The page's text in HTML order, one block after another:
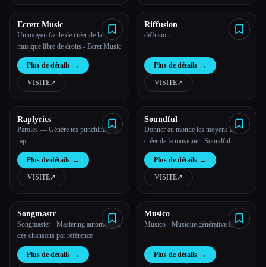
Ecrett Music
Un moyen facile de créer de la
musique libre de droits - Ecret Music
Plus de détails →
VISITE↗︎
Riffusion
diffusion
Plus de détails →
VISITE↗︎
Raplyrics
Paroles — Génère tes punchlines de
rap.
Plus de détails →
VISITE↗︎
Soundful
Donner au monde les moyens de
créer de la musique - Soundful
Plus de détails →
VISITE↗︎
Songmastr
Songmaster - Mastering automatique
des chansons par référence
Plus de détails →
Musico
Musico - Musique générative IA
Plus de détails →